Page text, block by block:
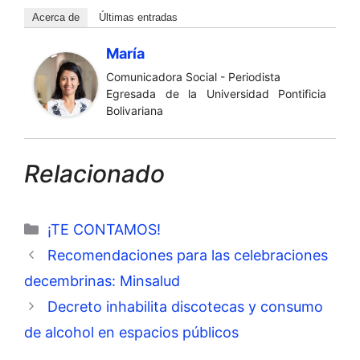
Acerca de Últimas entradas
María
Comunicadora Social - Periodista
Egresada de la Universidad Pontificia
Bolivariana
Relacionado
Categorías
¡TE CONTAMOS!
Recomendaciones para las celebraciones
decembrinas: Minsalud
Decreto inhabilita discotecas y consumo
de alcohol en espacios públicos